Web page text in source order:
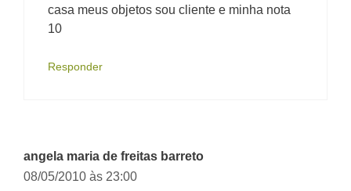
casa meus objetos sou cliente e minha nota
10
Responder
angela maria de freitas barreto
08/05/2010 às 23:00